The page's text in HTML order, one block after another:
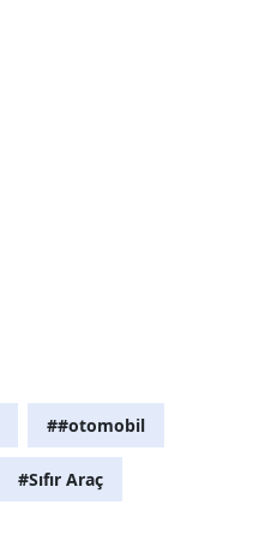
##otomobil
#Sıfır Araç